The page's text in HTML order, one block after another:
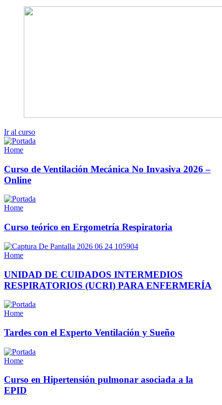
Ir al curso
Home
Curso de Ventilación Mecánica No Invasiva 2026 –
Online
Home
Curso teórico en Ergometría Respiratoria
Home
UNIDAD DE CUIDADOS INTERMEDIOS
RESPIRATORIOS (UCRI) PARA ENFERMERÍA
Home
Tardes con el Experto Ventilación y Sueño
Home
Curso en Hipertensión pulmonar asociada a la
EPID